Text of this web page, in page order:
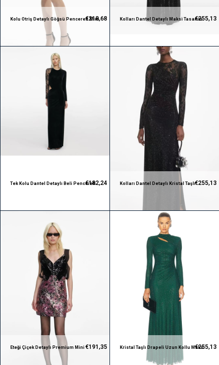
Kolu Otriş Detaylı Göğsü Pencereli Mini
Premium Yeşil Elbise
€218,68
Kolları Dantel Detaylı Maksi Tasarım€255,13
Tek Kolu Dantel Detaylı Beli Pencereli€182,24
Kolları Dantel Detaylı Kristal Taşlı
Premium Maksi Tasarım Elbise
€255,13
Eteği Çiçek Detaylı Premium Mini
Tasarım Elbise
€191,35
Kristal Taşlı Drapeli Uzun Kollu Maksi
Premium Yeşil Elbise
€255,13